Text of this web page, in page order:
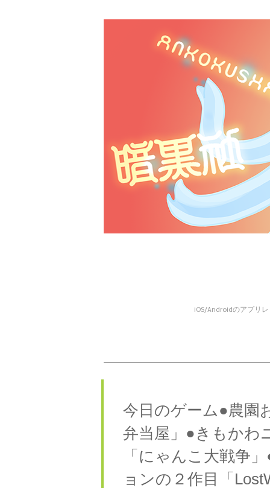
iOS/Androidのアプリ
メニュー
今日のゲーム●農園
弁当屋」●きもかわ
「にゃんこ大戦争
ョンの２作目「